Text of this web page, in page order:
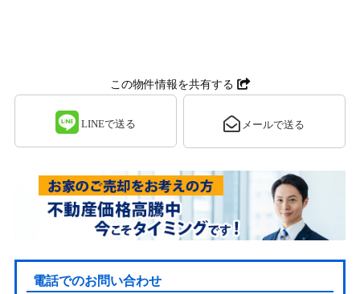
この物件情報を共有する
LINEで送る メールで送る
電話でのお問い合わせ